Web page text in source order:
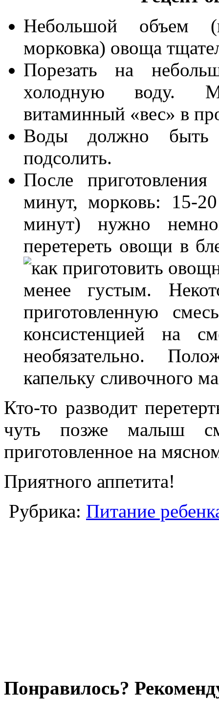
Небольшой объем
морковка) овоща
Порезать на
холодную воду.
витаминный «вес» в
Воды должно быть
подсолить.
После
минут, морковь: 15-
минут) нужно
перетереть овощи в
менее густым.
приготовленную
консистенцией на
необязательно.
капельку сливочного
Кто-то разводит
чуть позже малыш
приготовленное на
Приятного аппетита!
Рубрика: Питание
Понравилось?